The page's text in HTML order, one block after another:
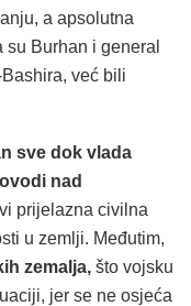
a apsolutna
Burhan i general
već bili
sve dok vlada
nad
prijelazna civilna
u zemlji. Međutim,
zemalja, što vojsku
jer se ne osjeća